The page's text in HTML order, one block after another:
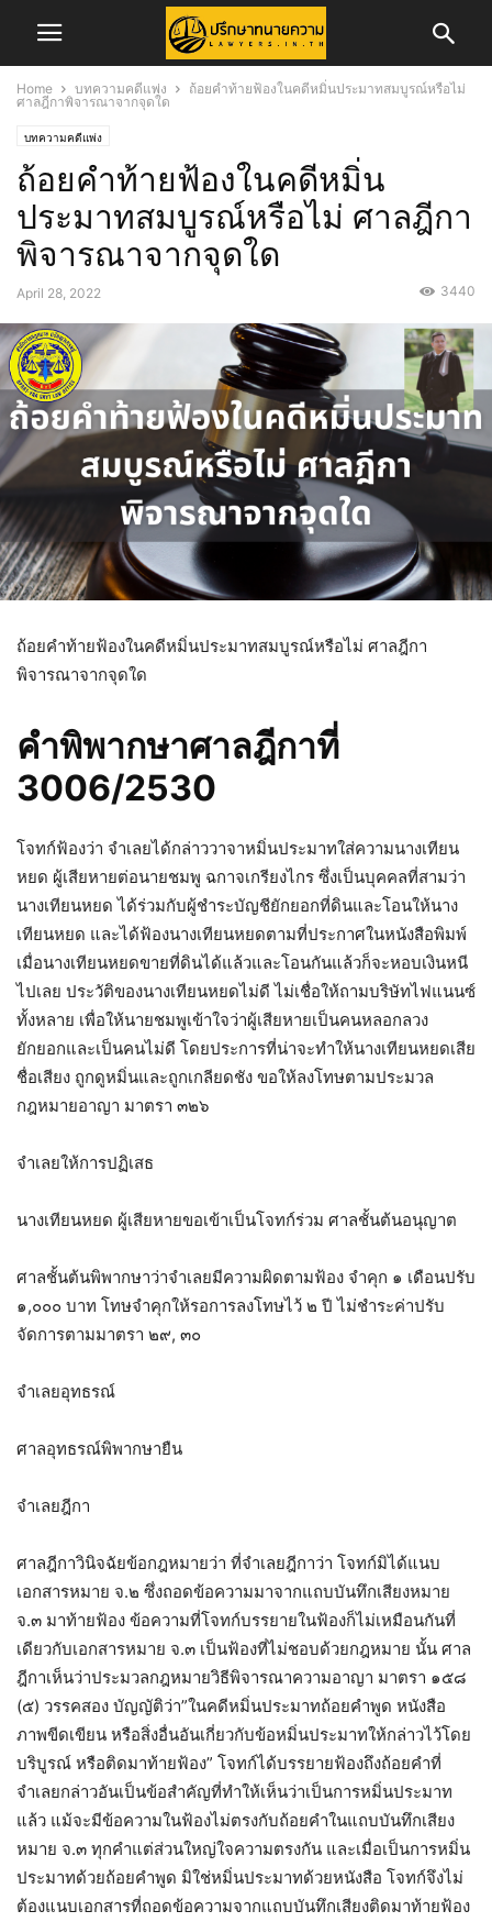
Home บทความคดีแพ่ง
ถ้อยคำท้ายฟ้องในคดีหมิ่นประมาทสมบูรณ์หรือไม่
ศาลฎีกาพิจารณาจากจุดใด
บทความคดีแพ่ง
ถ้อยคำท้ายฟ้องในคดีหมิ่น
ประมาทสมบูรณ์หรือไม่ ศาลฎีกา
พิจารณาจากจุดใด
April 28, 2022 3440
ถ้อยคำท้ายฟ้องในคดีหมิ่นประมาทสมบูรณ์หรือไม่ ศาลฎีกา
พิจารณาจากจุดใด
คำพิพากษาศาลฎีกาที่
3006/2530
โจทก์ฟ้องว่า จำเลยได้กล่าววาจาหมิ่นประมาทใส่ความนางเทียน
หยด ผู้เสียหายต่อนายชมพู ฉกาจเกรียงไกร ซึ่งเป็นบุคคลที่สามว่า
นางเทียนหยด ได้ร่วมกับผู้ชำระบัญชียักยอกที่ดินและโอนให้นาง
เทียนหยด และได้ฟ้องนางเทียนหยดตามที่ประกาศในหนังสือพิมพ์
เมื่อนางเทียนหยดขายที่ดินได้แล้วและโอนกันแล้วก็จะหอบเงินหนี
ไปเลย ประวัติของนางเทียนหยดไม่ดี ไม่เชื่อให้ถามบริษัทไฟแนนซ์
ทั้งหลาย เพื่อให้นายชมพูเข้าใจว่าผู้เสียหายเป็นคนหลอกลวง
ยักยอกและเป็นคนไม่ดี โดยประการที่น่าจะทำให้นางเทียนหยดเสีย
ชื่อเสียง ถูกดูหมิ่นและถูกเกลียดชัง ขอให้ลงโทษตามประมวล
กฎหมายอาญา มาตรา ๓๒๖
จำเลยให้การปฏิเสธ
นางเทียนหยด ผู้เสียหายขอเข้าเป็นโจทก์ร่วม ศาลชั้นต้นอนุญาต
ศาลชั้นต้นพิพากษาว่าจำเลยมีความผิดตามฟ้อง จำคุก ๑ เดือนปรับ
๑,๐๐๐ บาท โทษจำคุกให้รอการลงโทษไว้ ๒ ปี ไม่ชำระค่าปรับ
จัดการตามมาตรา ๒๙, ๓๐
จำเลยอุทธรณ์
ศาลอุทธรณ์พิพากษายืน
จำเลยฎีกา
ศาลฎีกาวินิจฉัยข้อกฎหมายว่า ที่จำเลยฎีกาว่า โจทก์มิได้แนบ
เอกสารหมาย จ.๒ ซึ่งถอดข้อความมาจากแถบบันทึกเสียงหมาย
จ.๓ มาท้ายฟ้อง ข้อความที่โจทก์บรรยายในฟ้องก็ไม่เหมือนกันที่
เดียวกับเอกสารหมาย จ.๓ เป็นฟ้องที่ไม่ชอบด้วยกฎหมาย นั้น ศาล
ฎีกาเห็นว่าประมวลกฎหมายวิธีพิจารณาความอาญา มาตรา ๑๕๘
(๕) วรรคสอง บัญญัติว่า”ในคดีหมิ่นประมาทถ้อยคำพูด หนังสือ
ภาพขีดเขียน หรือสิ่งอื่นอันเกี่ยวกับข้อหมิ่นประมาทให้กล่าวไว้โดย
บริบูรณ์ หรือติดมาท้ายฟ้อง” โจทก์ได้บรรยายฟ้องถึงถ้อยคำที่
จำเลยกล่าวอันเป็นข้อสำคัญที่ทำให้เห็นว่าเป็นการหมิ่นประมาท
แล้ว แม้จะมีข้อความในฟ้องไม่ตรงกับถ้อยคำในแถบบันทึกเสียง
หมาย จ.๓ ทุกคำแต่ส่วนใหญ่ใจความตรงกัน และเมื่อเป็นการหมิ่น
ประมาทด้วยถ้อยคำพูด มิใช่หมิ่นประมาทด้วยหนังสือ โจทก์จึงไม่
ต้องแนบเอกสารที่ถอดข้อความจากแถบบันทึกเสียงติดมาท้ายฟ้อง